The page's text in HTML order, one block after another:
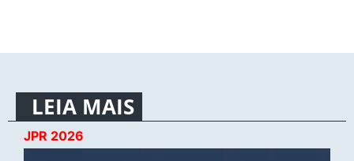
LEIA MAIS
JPR 2026